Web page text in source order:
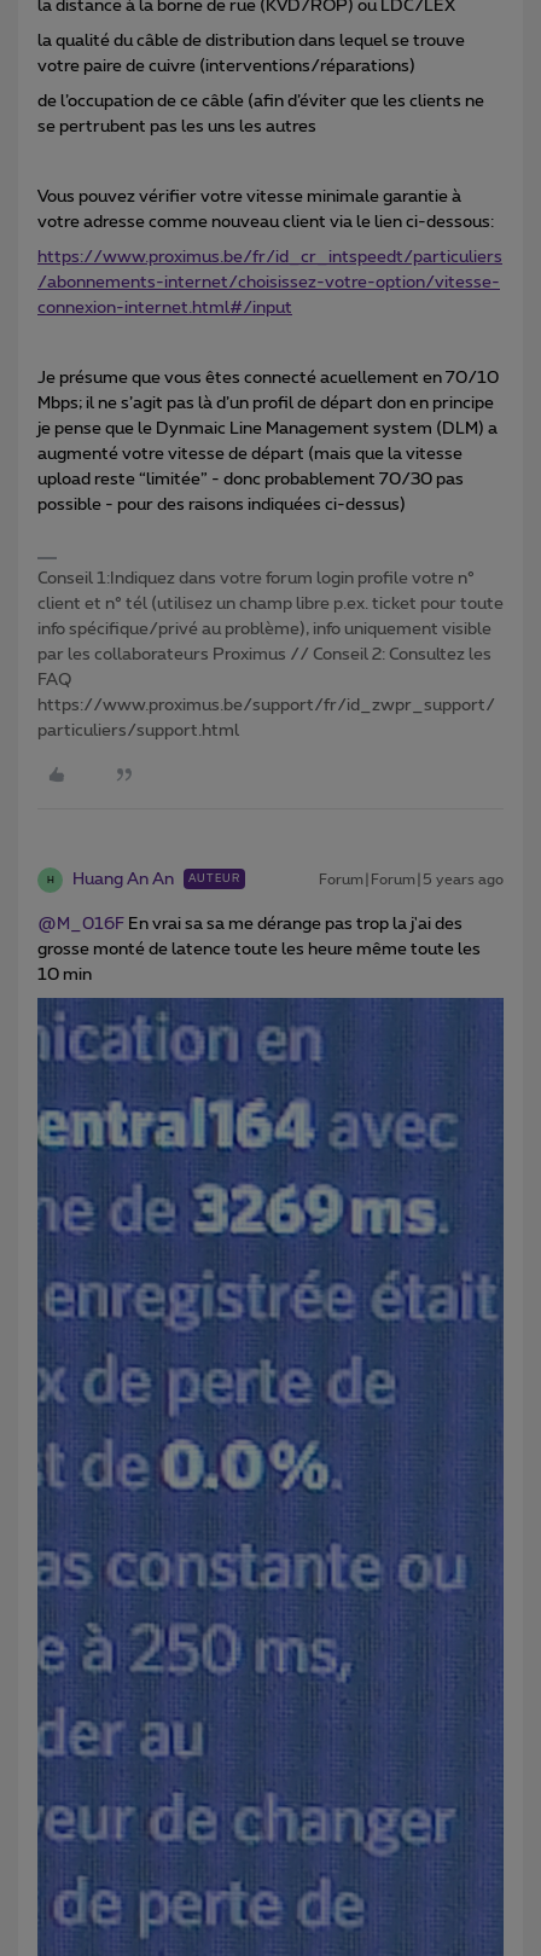
la distance à la borne de rue (KVD/ROP) ou LDC/LEX
la qualité du câble de distribution dans lequel se trouve
votre paire de cuivre (interventions/réparations)
de l’occupation de ce câble (afin d’éviter que les clients ne
se pertrubent pas les uns les autres
Vous pouvez vérifier votre vitesse minimale garantie à
votre adresse comme nouveau client via le lien ci-dessous:
https://www.proximus.be/fr/id_cr_intspeedt/particuliers
/abonnements-internet/choisissez-votre-option/vitesse-
connexion-internet.html#/input
Je présume que vous êtes connecté acuellement en 70/10
Mbps; il ne s’agit pas là d’un profil de départ don en principe
je pense que le Dynmaic Line Management system (DLM) a
augmenté votre vitesse de départ (mais que la vitesse
upload reste “limitée” - donc probablement 70/30 pas
possible - pour des raisons indiquées ci-dessus)
Conseil 1:Indiquez dans votre forum login profile votre n°
client et n° tél (utilisez un champ libre p.ex. ticket pour toute
info spécifique/privé au problème), info uniquement visible
par les collaborateurs Proximus // Conseil 2: Consultez les
FAQ
https://www.proximus.be/support/fr/id_zwpr_support/
particuliers/support.html
H Huang An An AUTEUR Forum|Forum|5 years ago
@M_016F En vrai sa sa me dérange pas trop la j'ai des
grosse monté de latence toute les heure même toute les
10 min